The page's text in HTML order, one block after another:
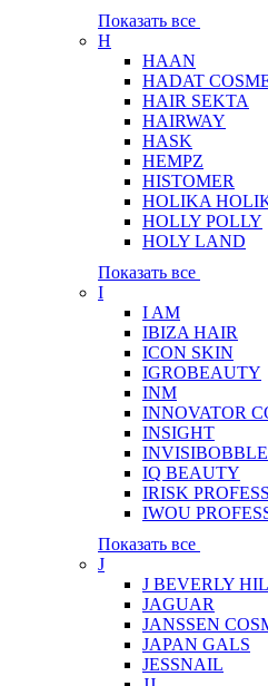
Показать все
H
HAAN
HADAT
HAIR SEKTA
HAIRWAY
HASK
HEMPZ
HISTOMER
HOLIKA
HOLLY POLLY
HOLY LAND
Показать все
I
I AM
IBIZA HAIR
ICON SKIN
IGROBEAUTY
INM
INNOVATOR
INSIGHT
INVISIBOBBLE
IQ BEAUTY
IRISK
IWOU
Показать все
J
J BEVERLY
JAGUAR
JANSSEN
JAPAN GALS
JESSNAIL